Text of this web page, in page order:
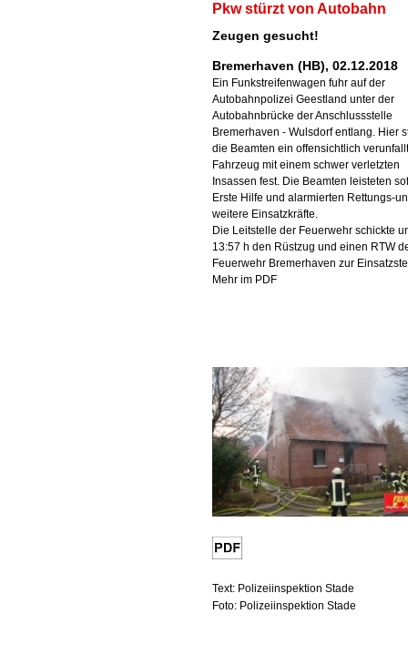
Pkw stürzt von Autobahn
Zeugen gesucht!
Bremerhaven (HB), 02.12.2018
Ein Funkstreifenwagen fuhr auf der
Autobahnpolizei Geestland unter der
Autobahnbrücke der Anschlussstelle
Bremerhaven - Wulsdorf entlang. Hier
die Beamten ein offensichtlich
Fahrzeug mit einem schwer verletzten
Insassen fest. Die Beamten leisteten
Erste Hilfe und alarmierten Rettungs-
weitere Einsatzkräfte.
Die Leitstelle der Feuerwehr schickte
13:57 h den Rüstzug und einen RTW
Feuerwehr Bremerhaven zur
Mehr im PDF
Text: Polizeiinspektion Stade
Foto: Polizeiinspektion Stade